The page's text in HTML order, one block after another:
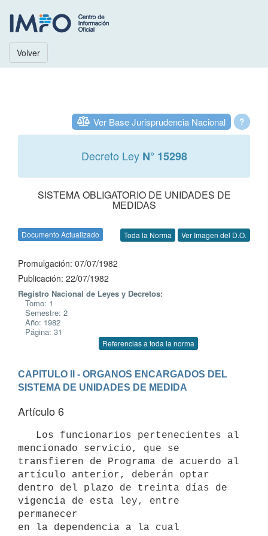
Volver
?
Ver Base Jurisprudencia Nacional
Decreto Ley N° 15298
SISTEMA OBLIGATORIO DE UNIDADES DE
MEDIDAS
Documento Actualizado Toda la Norma Ver Imagen del D.O.
Promulgación: 07/07/1982
Publicación: 22/07/1982
Registro Nacional de Leyes y Decretos:
Tomo: 1
Semestre: 2
Año: 1982
Página: 31
Referencias a toda la norma
CAPITULO II - ORGANOS ENCARGADOS DEL
SISTEMA DE UNIDADES DE MEDIDA
Artículo 6
mencionado servicio, que se
transfieren de Programa de acuerdo al
artículo anterior, deberán optar
dentro del plazo de treinta días de
vigencia de esta ley, entre
permanecer
en la dependencia a la cual